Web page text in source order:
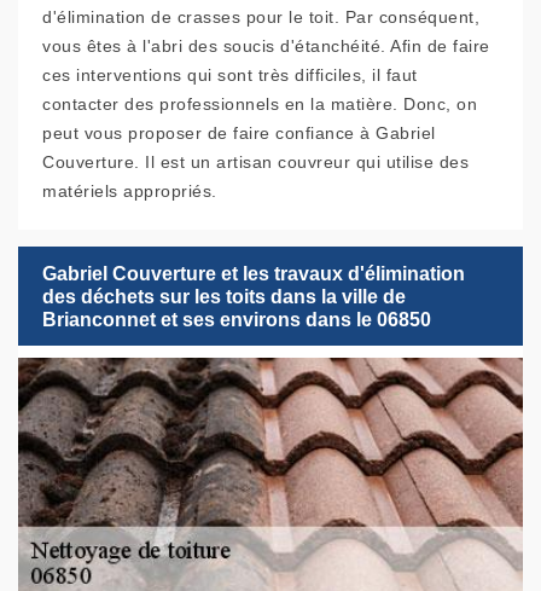
d'élimination de crasses pour le toit. Par conséquent,
vous êtes à l'abri des soucis d'étanchéité. Afin de faire
ces interventions qui sont très difficiles, il faut
contacter des professionnels en la matière. Donc, on
peut vous proposer de faire confiance à Gabriel
Couverture. Il est un artisan couvreur qui utilise des
matériels appropriés.
Gabriel Couverture et les travaux d'élimination
des déchets sur les toits dans la ville de
Brianconnet et ses environs dans le 06850